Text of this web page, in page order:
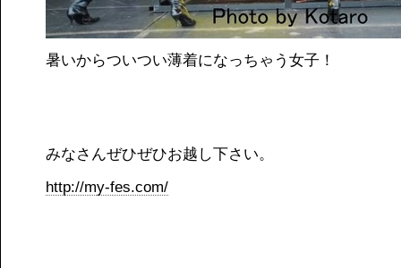
暑いからついつい薄着になっちゃう女子！
みなさんぜひぜひお越し下さい。
http://my-fes.com/